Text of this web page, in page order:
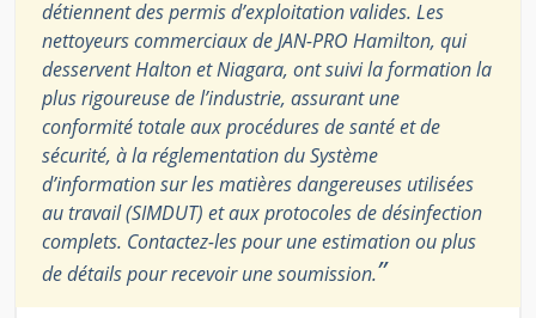
détiennent des permis d’exploitation valides. Les
nettoyeurs commerciaux de JAN-PRO Hamilton, qui
desservent Halton et Niagara, ont suivi la formation la
plus rigoureuse de l’industrie, assurant une
conformité totale aux procédures de santé et de
sécurité, à la réglementation du Système
d’information sur les matières dangereuses utilisées
au travail (SIMDUT) et aux protocoles de désinfection
complets. Contactez-les pour une estimation ou plus
de détails pour recevoir une soumission.”